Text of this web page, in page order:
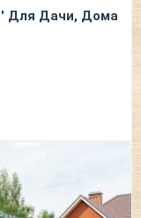
Для Дачи, Дома